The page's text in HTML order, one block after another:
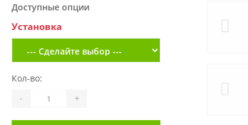
Доступные опции
Установка
Кол-во:
- +